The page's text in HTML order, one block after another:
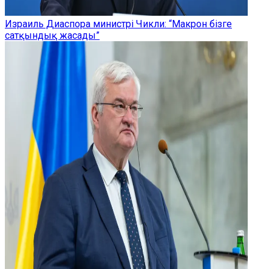
Израиль Диаспора министрі Чикли: “Макрон бізге
сатқындық жасады”